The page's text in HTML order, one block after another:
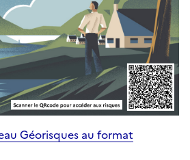
Géorisques au format